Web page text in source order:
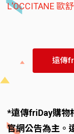
L’OCCITANE 歐
遠傳
*遠傳friDay購物
官網公告為主。